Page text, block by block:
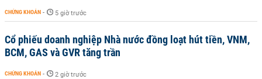
CHỨNG KHOÁN - 5 giờ trước
Cổ phiếu doanh nghiệp Nhà nước đồng loạt hút tiền, VNM,
BCM, GAS và GVR tăng trần
CHỨNG KHOÁN - 2 giờ trước